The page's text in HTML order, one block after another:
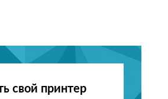
свой принтер